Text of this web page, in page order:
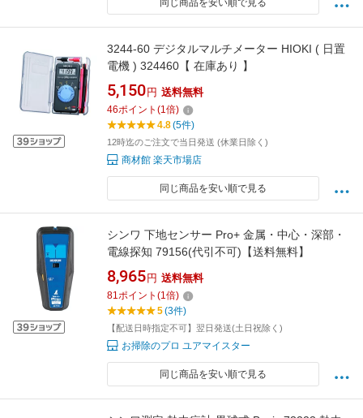
同じ商品を安い順で見る
3244-60 デジタルマルチメーター HIOKI ( 日置
電機 ) 324460【 在庫あり 】
5,150 円 送料無料
46ポイント (1倍)
4.8(5件)
12時迄のご注文で当日発送 (休業日除く)
商材館 楽天市場店
同じ商品を安い順で見る
シンワ 下地センサー Pro+ 金属・中心・深部・
電線探知 79156(代引不可)【送料無料】
8,965 円 送料無料
81ポイント (1倍)
5(3件)
【配送日時指定不可】翌日発送(土日祝除く)
お掃除のプロ ユアマイスター
同じ商品を安い順で見る